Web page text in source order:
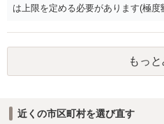
は上限を定める必要があります(極度
り、会社側は請求できない可能性が
もっ
近くの市区町村を選び直す